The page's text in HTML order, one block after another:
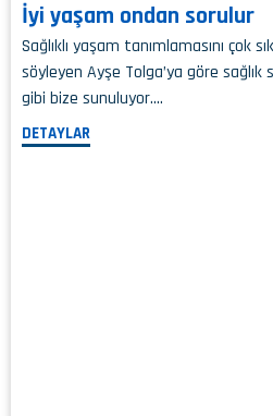
İyi yaşam ondan sorulur
Sağlıklı yaşam tanımlamasını çok
söyleyen Ayşe Tolga’ya göre
gibi bize sunuluyor….
DETAYLAR